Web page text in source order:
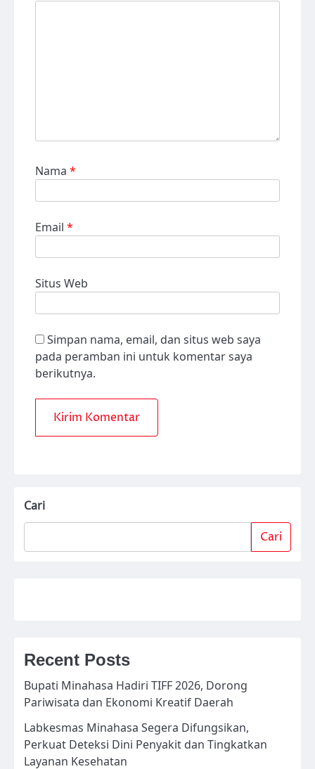
Nama *
Email *
Situs Web
Simpan nama, email, dan situs web saya
pada peramban ini untuk komentar saya
berikutnya.
Cari
Cari
Recent Posts
Bupati Minahasa Hadiri TIFF 2026, Dorong
Pariwisata dan Ekonomi Kreatif Daerah
Labkesmas Minahasa Segera Difungsikan,
Perkuat Deteksi Dini Penyakit dan Tingkatkan
Layanan Kesehatan